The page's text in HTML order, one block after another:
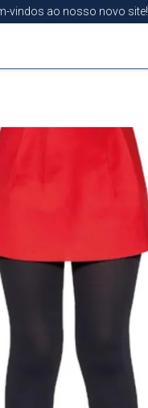
vindos ao nosso novo site!